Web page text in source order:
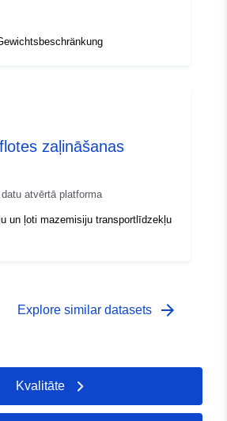
zaļināšanas
atvērtā platforma
un ļoti mazemisiju transportlīdzekļu
Explore similar datasets arrow_forward
Kvalitāte